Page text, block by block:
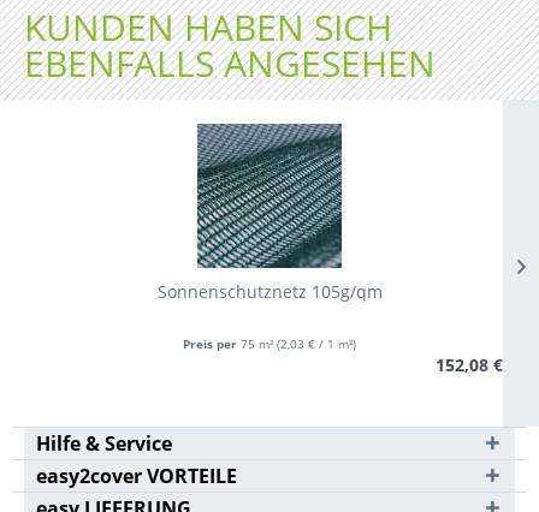
KUNDEN HABEN SICH
EBENFALLS ANGESEHEN
Sonnenschutznetz 105g/qm
Preis per 75 m² (2,03 € / 1 m²)
152,08 €
Hilfe & Service
easy2cover VORTEILE